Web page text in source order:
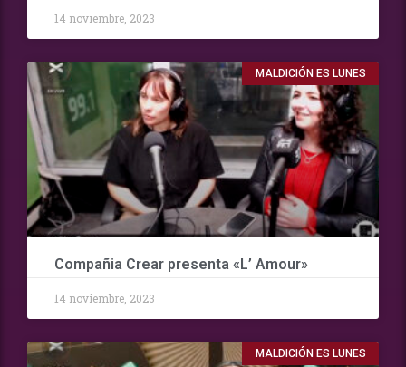
14 noviembre, 2023
MALDICIÓN ES LUNES
Compañia Crear presenta «L’ Amour»
14 noviembre, 2023
MALDICIÓN ES LUNES